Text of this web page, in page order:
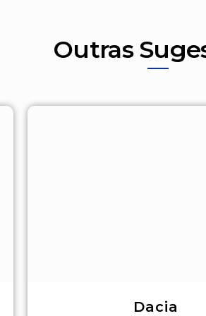
Outras
Dacia